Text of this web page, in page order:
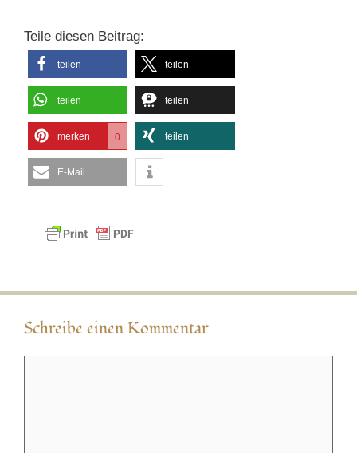
Teile diesen Beitrag:
teilen teilen
teilen teilen
merken 0 teilen
E-Mail
Schreibe einen Kommentar